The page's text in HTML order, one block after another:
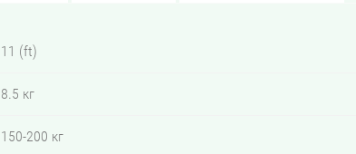
11 (ft)
8.5 кг
150-200 кг